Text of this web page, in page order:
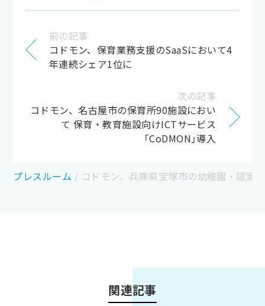
前の記事
コドモン、保育業務支援のSaaSにおいて4
年連続シェア1位に
次の記事
コドモン、名古屋市の保育所90施設におい
て 保育・教育施設向けICTサービス
「CoDMON」導入
プレスルーム / コドモン、兵庫県宝塚市の幼稚園・認定
関連記事